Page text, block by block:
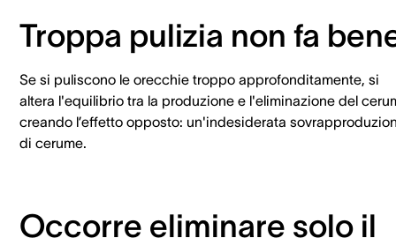
Troppa pulizia non fa
Se si puliscono le orecchie troppo approfonditamente, si
altera l'equilibrio tra la produzione e l'eliminazione del
creando l’effetto opposto: un'indesiderata
di cerume.
Occorre eliminare solo il